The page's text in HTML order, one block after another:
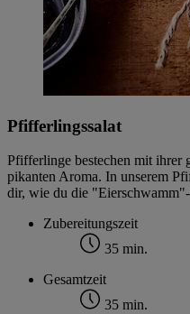
Pfifferlingssalat
Pfifferlinge bestechen mit ihrer
pikanten Aroma. In unserem
dir, wie du die
Zubereitungszeit
35 min.
Gesamtzeit
35 min.